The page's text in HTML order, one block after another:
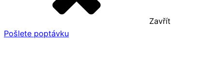
Zavřít
Pošlete poptávku